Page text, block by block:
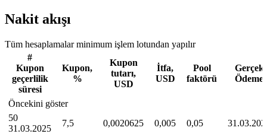
Nakit akışı
Tüm hesaplamalar minimum işlem lotundan yapılır
#
Kupon
geçerlilik
süresi
Kupon,
%
Kupon
tutarı,
USD
İtfa,
USD
Pool
faktörü
Gerçek
Ödeme
Öncekini göster
50
31.03.2025
7,5 0,0020625 0,005 0,05